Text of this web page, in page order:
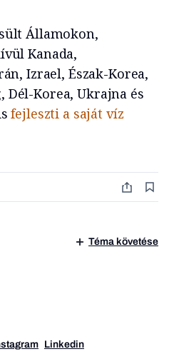
Államokon,
Kanada,
Izrael, Észak-Korea,
Dél-Korea, Ukrajna és
fejleszti a saját víz
Téma követése
Linkedin